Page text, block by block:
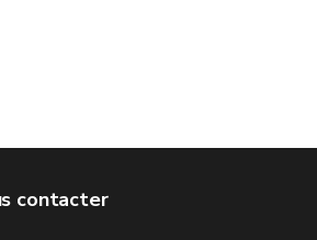
contacter